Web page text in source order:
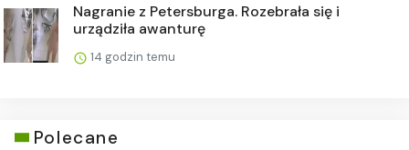
Nagranie z Petersburga. Rozebrała się i
urządziła awanturę
14 godzin temu
Polecane